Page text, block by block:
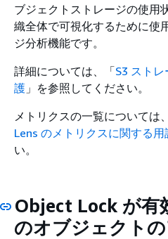
ブジェクトストレージの使用
織全体で可視化するために使
ジ分析機能です。
詳細については、「S3 スト
護 」を参照してください。
メトリクスの一覧については
Lens のメトリクスに関する用
い。
Object Lock が有
のオブジェクト